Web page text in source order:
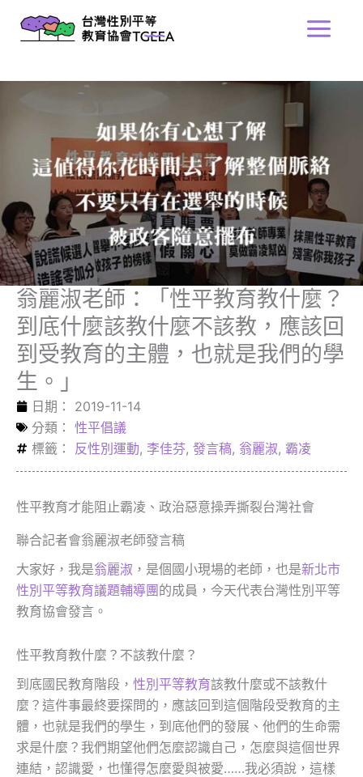
Main
翁麗淑老師：「性平教育教什麼？
到底什麼該教什麼不該教，應該回
到受教育的主體，也就是我們的學
生。」
日期：
2019-11-14
分類： 性平倡議
標籤：
反性別運動, 李佳芬, 發言稿, 翁麗淑, 霸凌
性平教育才能阻止霸凌、政治惡意操弄撕裂台灣社會
聯合記者會翁麗淑老師發言稿
大家好，我是翁麗淑 ，是個國小現場的老師，也是新北市
性別平等教育議題輔導團的成員，今天代表台灣性別平等
教育協會發言。
性平教育教什麼？不該教什麼？
到底國民教育階段， 性別平等教育該教什麼或不該教什
麼？這件事最終要探問的，應該回到這個階段受教育的主
體，也就是我們的學生，到底他們的發展、他們的生命需
求是什麼？我們期望他們怎麼認識自己，怎麼與這個世界
連結，認識愛，也懂得怎麼愛與被愛……我必須說，這樣